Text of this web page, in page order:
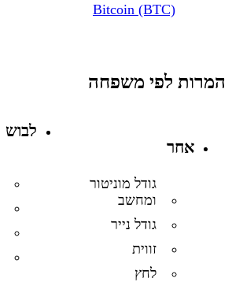
Bitcoin (BTC)
המרות לפי משפחה
אחר
גודל מוניטור
ומחשב
גודל נייר
זווית
לחץ
לבוש